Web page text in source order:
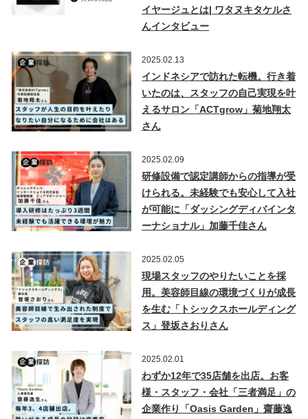
イヤージュとは| ワタヌキタケルさ
んインタビュー
2025.02.13
インドネシアで訪れた転機。行き着
いたのは、スタッフの自己実現を叶
えるサロン「ACTgrow」菊地翔太
さん
2025.02.09
研修設備で認定講師からの指導が受
けられる。未経験でも安心して入社
が可能に「ダッシングディバインタ
ーナショナル」加藤千佳さん
2025.02.05
現場スタッフのやりたいことを採
用。美容師目線の環境づくりが成長
を生む「トシックスホールディング
ス」登坂さおりさん
2025.02.01
わずか12年で35店舗を出店。お客
様・スタッフ・会社「三者満足」の
企業作り「Oasis Garden」齋藤逸